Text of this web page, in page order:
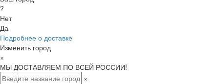
?
Нет
Да
Подробнее о доставке
Изменить город
×
МЫ ДОСТАВЛЯЕМ ПО ВСЕЙ РОССИИ!
×